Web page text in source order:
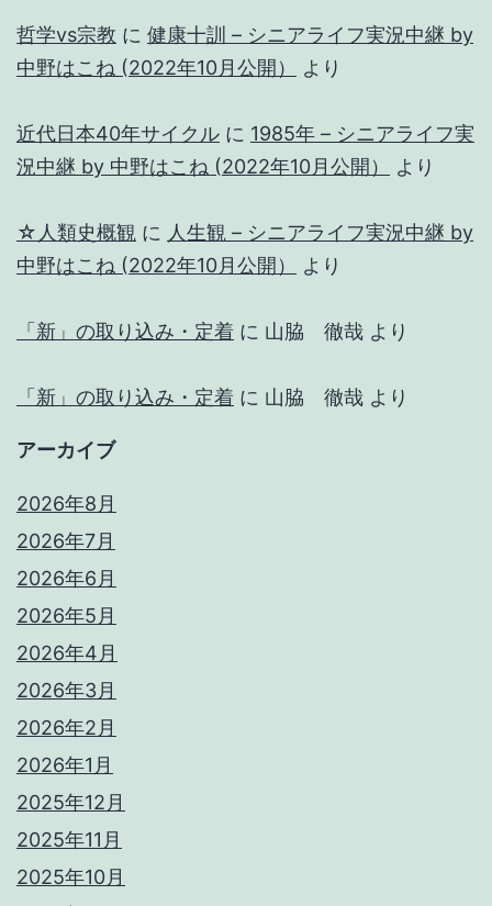
哲学vs宗教 に 健康十訓 – シニアライフ実況中継 by
中野はこね (2022年10月公開）
より
近代日本40年サイクル に 1985年 – シニアライフ実
況中継 by 中野はこね (2022年10月公開）
より
☆人類史概観 に 人生観 – シニアライフ実況中継 by
中野はこね (2022年10月公開）
より
「新」の取り込み・定着 に 山脇 徹哉 より
「新」の取り込み・定着 に 山脇 徹哉 より
アーカイブ
2026年8月
2026年7月
2026年6月
2026年5月
2026年4月
2026年3月
2026年2月
2026年1月
2025年12月
2025年11月
2025年10月